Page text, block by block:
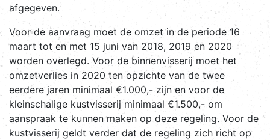
afgegeven.
Voor de aanvraag moet de omzet in de periode 16
maart tot en met 15 juni van 2018, 2019 en 2020
worden overlegd. Voor de binnenvisserij moet het
omzetverlies in 2020 ten opzichte van de twee
eerdere jaren minimaal €1.000,- zijn en voor de
kleinschalige kustvisserij minimaal €1.500,- om
aanspraak te kunnen maken op deze regeling. Voor de
kustvisserij geldt verder dat de regeling zich richt op